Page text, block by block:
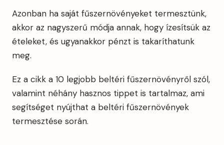
Azonban ha saját fűszernövényeket termesztünk,
akkor az nagyszerű módja annak, hogy ízesítsük az
ételeket, és ugyanakkor pénzt is takaríthatunk
meg.
Ez a cikk a 10 legjobb beltéri fűszernövényről szól,
valamint néhány hasznos tippet is tartalmaz, ami
segítséget nyújthat a beltéri fűszernövények
termesztése során.